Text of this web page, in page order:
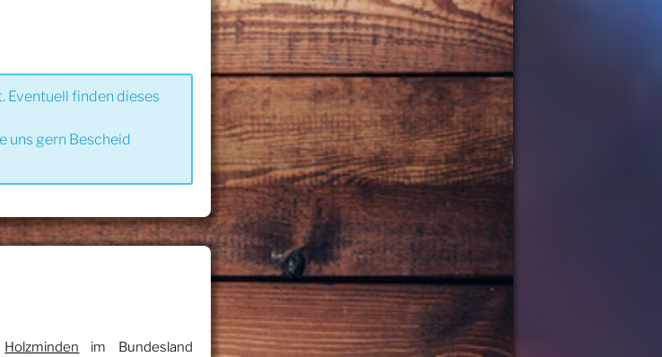
Eventuell finden dieses
uns gern Bescheid
Holzminden im Bundesland